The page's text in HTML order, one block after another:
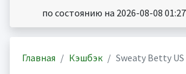
по состоянию на 2026-08-08
Главная Кэшбэк Sweaty Betty US